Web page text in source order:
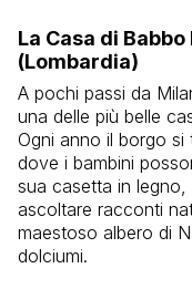
La Casa di
(Lombardia)
A pochi passi da
una delle più belle
Ogni anno il borgo
dove i bambini
sua casetta in
ascoltare racconti
maestoso albero di
dolciumi.